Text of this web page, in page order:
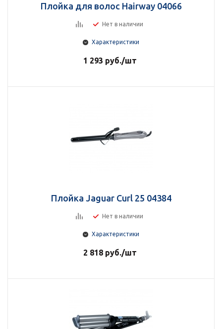
Плойка для волос Hairway 04066
Нет в наличии
Характеристики
1 293 руб./шт
Плойка Jaguar Curl 25 04384
Нет в наличии
Характеристики
2 818 руб./шт